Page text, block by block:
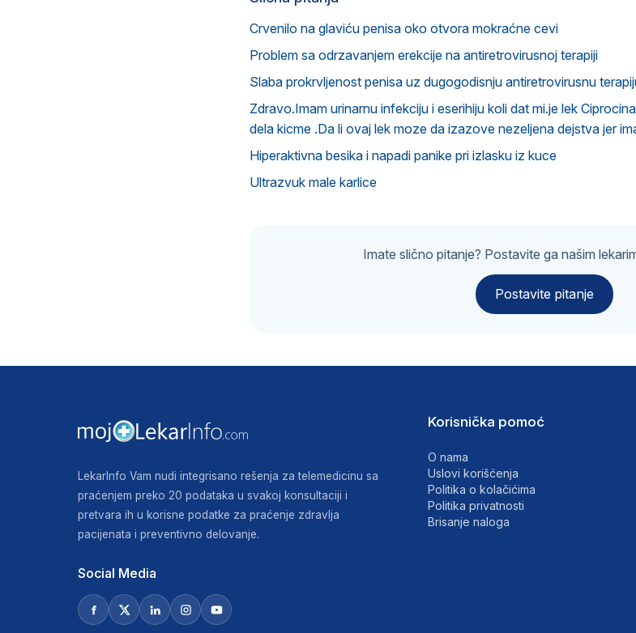
Crvenilo na glaviću penisa oko otvora mokraćne cevi
Problem sa odrzavanjem erekcije na antiretrovirusnoj terapiji
Slaba prokrvljenost penisa uz dugogodisnju antiretrovirusnu
Zdravo.Imam urinarnu infekciju i eserihiju koli dat mi.je lek
dela kicme .Da li ovaj lek moze da izazove nezeljena dejstva jer
Hiperaktivna besika i napadi panike pri izlasku iz kuce
Ultrazvuk male karlice
Imate slično pitanje? Postavite ga našim
Postavite pitanje
LekarInfo Vam nudi integrisano rešenja za telemedicinu sa
praćenjem preko 20 podataka u svakoj konsultaciji i
pretvara ih u korisne podatke za praćenje zdravlja
pacijenata i preventivno delovanje.
Social Media
Korisnička pomoć
O nama
Uslovi korišćenja
Politika o kolačićima
Politika privatnosti
Brisanje naloga